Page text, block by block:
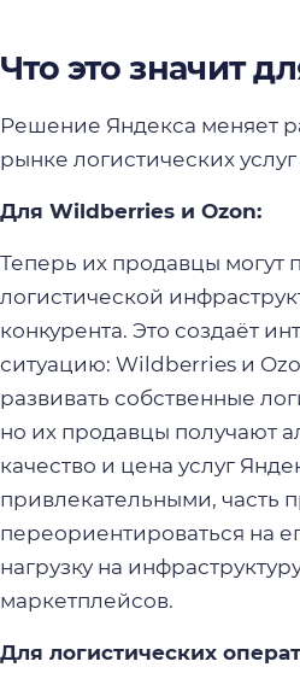
Что это значит
Решение Яндекса меняет
рынке логистических
Для Wildberries и Ozon:
Теперь их продавцы могут
логистической
конкурента. Это создаёт
ситуацию: Wildberries и
развивать собственные
но их продавцы получают
качество и цена услуг
привлекательными, часть
переориентироваться на
нагрузку на
маркетплейсов.
Для логистических